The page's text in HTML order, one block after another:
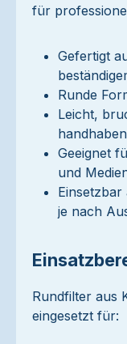
für
Gefertigt
Runde
Leicht,
handhaben
Geeignet
und
je nach
Rundfilter aus
eingesetzt für: